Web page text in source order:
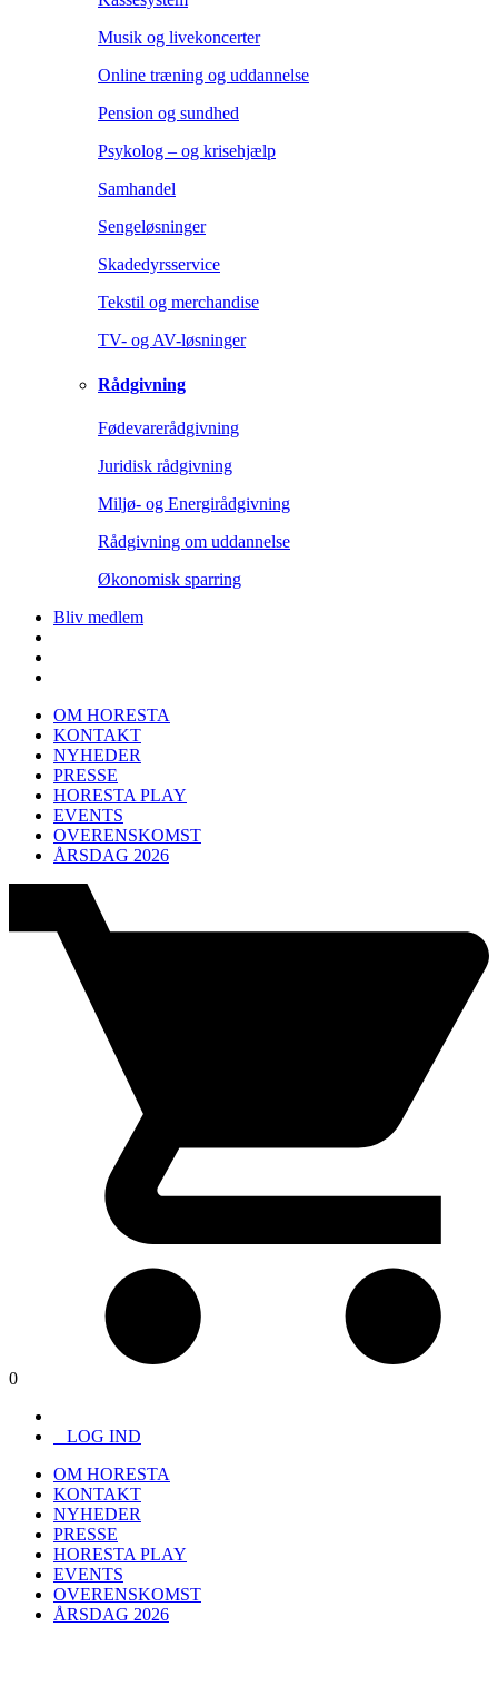
Musik og livekoncerter
Online træning og uddannelse
Pension og sundhed
Psykolog – og krisehjælp
Samhandel
Sengeløsninger
Skadedyrsservice
Tekstil og merchandise
TV- og AV-løsninger
Rådgivning
Fødevarerådgivning
Juridisk rådgivning
Miljø- og Energirådgivning
Rådgivning om uddannelse
Økonomisk sparring
Bliv medlem
OM HORESTA
KONTAKT
NYHEDER
PRESSE
HORESTA PLAY
EVENTS
OVERENSKOMST
ÅRSDAG 2026
0
LOG IND
OM HORESTA
KONTAKT
NYHEDER
PRESSE
HORESTA PLAY
EVENTS
OVERENSKOMST
ÅRSDAG 2026